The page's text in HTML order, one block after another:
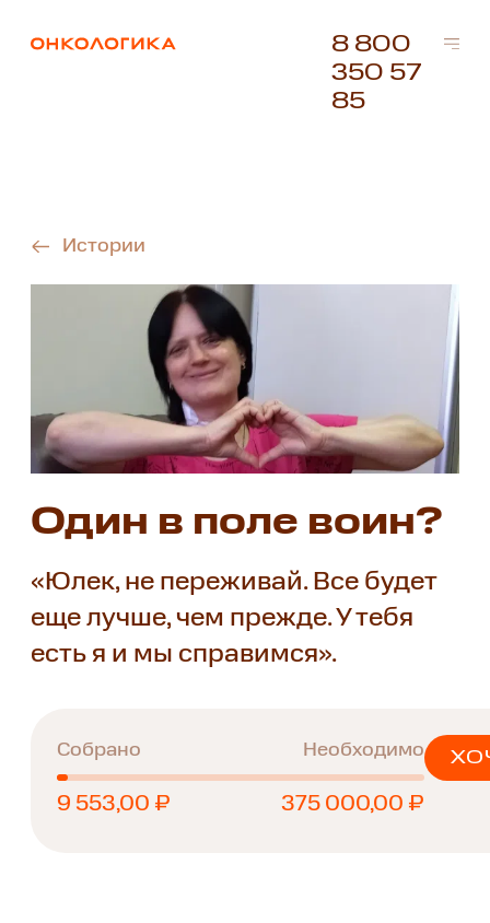
8 800
350 57
85
Истории
Один в поле воин?
«Юлек, не переживай. Все будет
еще лучше, чем прежде. У тебя
есть я и мы справимся».
Собрано Необходимо
9 553,00 ₽ 375 000,00 ₽